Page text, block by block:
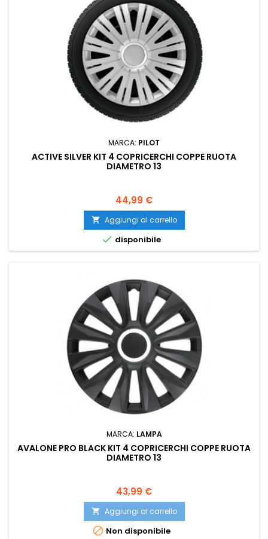
MARCA: PILOT
ACTIVE SILVER KIT 4 COPRICERCHI COPPE RUOTA
DIAMETRO 13
Prezzo
44,99 €
 Aggiungi al carrello
 disponibile
MARCA: LAMPA
AVALONE PRO BLACK KIT 4 COPRICERCHI COPPE RUOTA
DIAMETRO 13
Prezzo
43,99 €
 Aggiungi al carrello
 Non disponibile